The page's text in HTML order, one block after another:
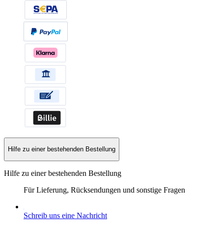
Hilfe zu einer bestehenden Bestellung
Hilfe zu einer bestehenden Bestellung
Für Lieferung, Rücksendungen und sonstige Fragen
Schreib uns eine Nachricht